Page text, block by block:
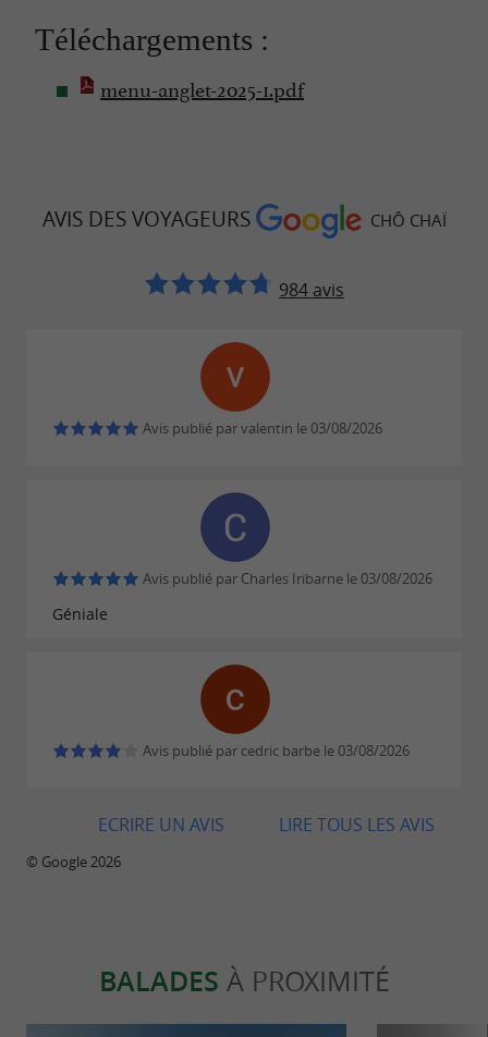
Téléchargements :
menu-anglet-2025-1.pdf
AVIS DES VOYAGEURS CHÔ CHAÏ
984 avis
Avis publié par valentin le 03/08/2026
Avis publié par Charles Iribarne le 03/08/2026
Géniale
Avis publié par cedric barbe le 03/08/2026
LIRE TOUS LES AVIS
ECRIRE UN AVIS
© Google 2026
BALADES À PROXIMITÉ